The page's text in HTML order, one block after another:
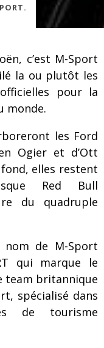
c’est M-Sport
la ou plutôt les
pour la
monde.
les Ford
Ogier et d’Ott
elles restent
Red Bull
du quadruple
de M-Sport
qui marque le
team britannique
spécialisé dans
de tourisme